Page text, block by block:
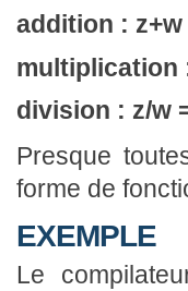
addition : z+w
multiplication
division : z/w
Presque
forme de
EXEMPLE
Le